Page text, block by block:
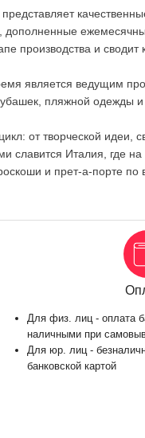
производства и
является ведущим
пляжной одежды и
от творческой идеи,
славится Италия, где на
и прет-а-порте по
Для физ. лиц - оплата
наличными при
Для юр. лиц -
банковской картой